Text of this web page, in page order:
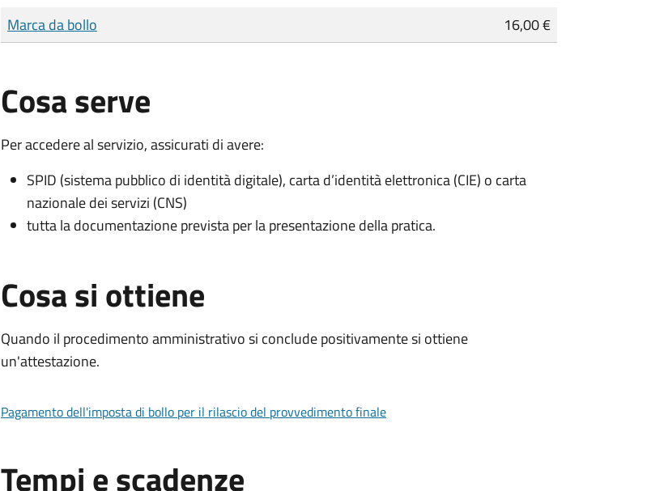
Tipo di pagamento
Importo
Marca da bollo 16,00 €
Cosa serve
Per accedere al servizio, assicurati di avere:
SPID (sistema pubblico di identità digitale), carta d’identità elettronica (CIE) o carta
nazionale dei servizi (CNS)
tutta la documentazione prevista per la presentazione della pratica.
Cosa si ottiene
Quando il procedimento amministrativo si conclude positivamente si ottiene
un'attestazione.
Pagamento dell'imposta di bollo per il rilascio del provvedimento finale
Tempi e scadenze